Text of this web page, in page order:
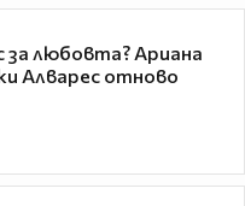
любовта? Ариана
Алварес отново